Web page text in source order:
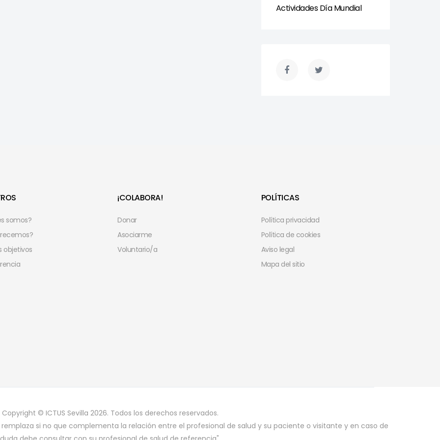
Actividades Día Mundial
somos?
objetivos
¡COLABORA!
Donar
Asociarme
Voluntario/a
POLÍTICAS
Política privacidad
Política de cookies
Aviso legal
Mapa del sitio
Copyright © ICTUS Sevilla 2026. Todos los derechos reservados.
si no que complementa la relación entre el profesional de salud y su paciente o visitante y en caso de